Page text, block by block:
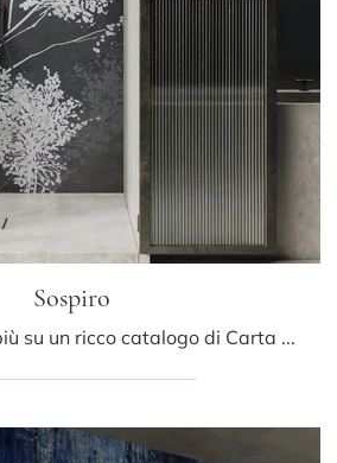
Sospiro
Clicca e scopri di più su un ricco catalogo di Carta da parati vinilica moderna: il modello Sospiro di Glamora ti attende!